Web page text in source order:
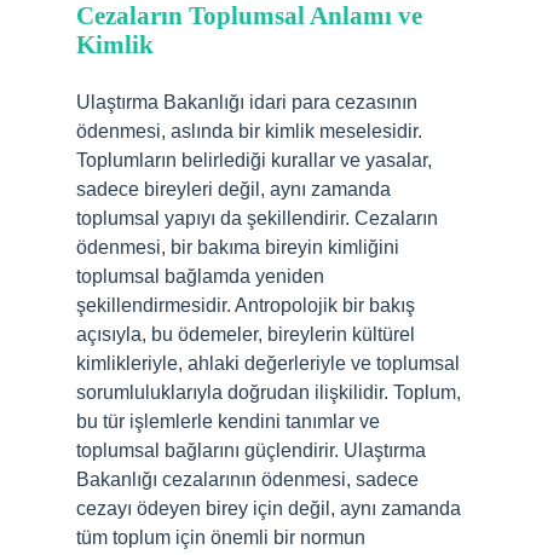
Cezaların Toplumsal Anlamı ve
Kimlik
Ulaştırma Bakanlığı idari para cezasının
ödenmesi, aslında bir kimlik meselesidir.
Toplumların belirlediği kurallar ve yasalar,
sadece bireyleri değil, aynı zamanda
toplumsal yapıyı da şekillendirir. Cezaların
ödenmesi, bir bakıma bireyin kimliğini
toplumsal bağlamda yeniden
şekillendirmesidir. Antropolojik bir bakış
açısıyla, bu ödemeler, bireylerin kültürel
kimlikleriyle, ahlaki değerleriyle ve toplumsal
sorumluluklarıyla doğrudan ilişkilidir. Toplum,
bu tür işlemlerle kendini tanımlar ve
toplumsal bağlarını güçlendirir. Ulaştırma
Bakanlığı cezalarının ödenmesi, sadece
cezayı ödeyen birey için değil, aynı zamanda
tüm toplum için önemli bir normun